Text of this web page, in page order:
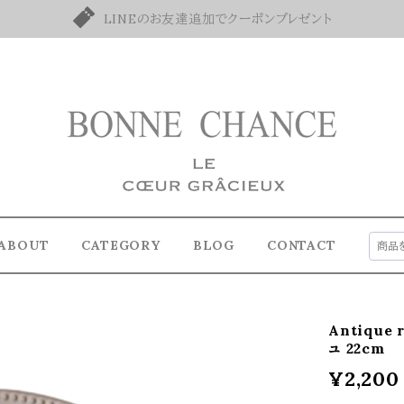
LINEのお友達追加でクーポンプレゼント
CATEGORY BLOG CONTACT
Antique
ュ 22cm
¥2,200